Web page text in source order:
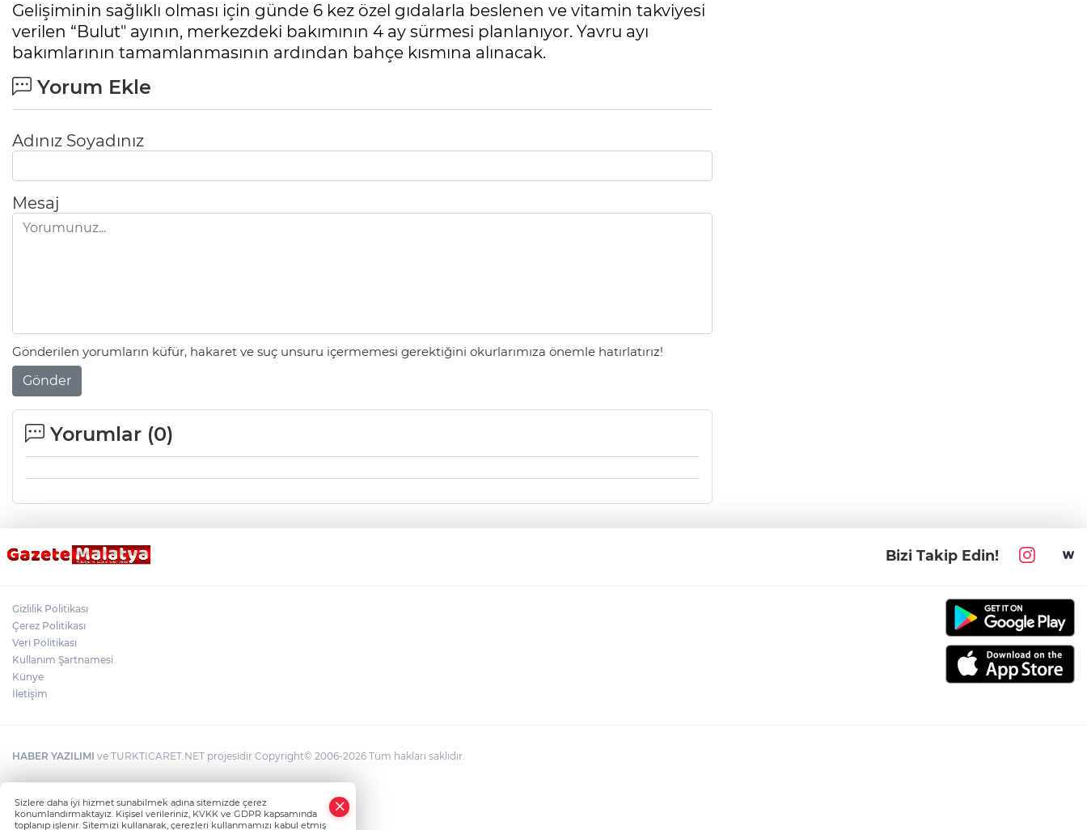
Gelişiminin sağlıklı olması için günde 6 kez özel gıdalarla beslenen ve vitamin takviyesi
verilen “Bulut" ayının, merkezdeki bakımının 4 ay sürmesi planlanıyor. Yavru ayı
bakımlarının tamamlanmasının ardından bahçe kısmına alınacak. ​
Yorum Ekle
Adınız Soyadınız
Mesaj
Gönderilen yorumların küfür, hakaret ve suç unsuru içermemesi gerektiğini okurlarımıza önemle hatırlatırız!
Gönder
Yorumlar (0)
Bizi Takip Edin!
Gizlilik Politikası
Çerez Politikası
Veri Politikası
Kullanım Şartnamesi
Künye
İletişim
HABER YAZILIMI ve TURKTICARET.NET projesidir Copyright© 2006-2026 Tüm hakları saklıdır.
Sizlere daha iyi hizmet sunabilmek adına sitemizde çerez
konumlandırmaktayız. Kişisel verileriniz, KVKK ve GDPR kapsamında
toplanıp işlenir. Sitemizi kullanarak, çerezleri kullanmamızı kabul etmiş
Whatsapp